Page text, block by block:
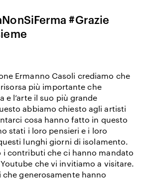
#Grazie
Ermanno Casoli crediamo che
più importante che
e l’arte il suo più grande
abbiamo chiesto agli artisti
cosa hanno fatto in questo
stati i loro pensieri e i loro
lunghi giorni di isolamento.
i contributi che ci hanno mandato
che vi invitiamo a visitare.
che generosamente hanno